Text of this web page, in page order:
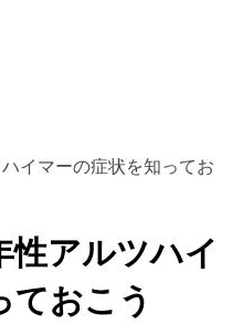
イマーの症状を知ってお
性アルツハイ
ておこう